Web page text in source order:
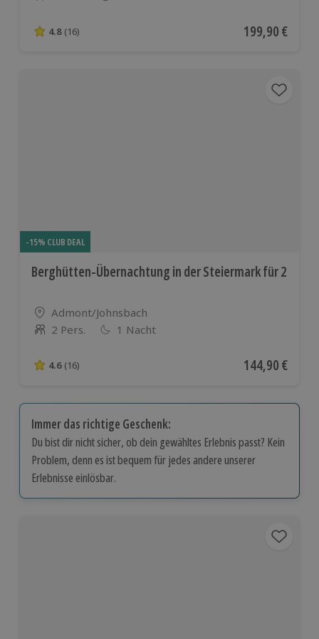
Anzahl der Teilnehmer
4.8 von 5 Sternen basierend auf 16 Bewertungen
4.8 (16) Aktueller Preis
199,90 €
-15% CLUB DEAL
Berghütten-Übernachtung in der Steiermark für 2
Standort
Admont/Johnsbach
Anzahl der Teilnehmer
2 Pers. 1 Nacht
4.6 von 5 Sternen basierend auf 16 Bewertungen
4.6 (16) Aktueller Preis
144,90 €
Immer das richtige Geschenk:
Du bist dir nicht sicher, ob dein gewähltes Erlebnis passt? Kein
Problem, denn es ist bequem für jedes andere unserer
Erlebnisse einlösbar.